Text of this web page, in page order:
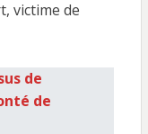
victime de
de
de